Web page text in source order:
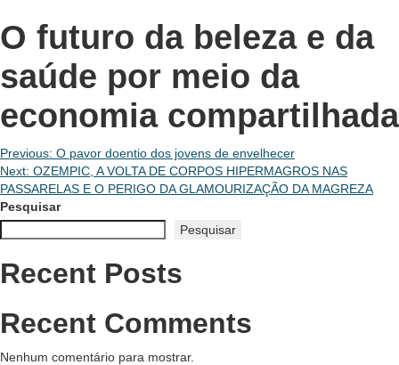
O futuro da beleza e da
saúde por meio da
economia compartilhada
Navegação
de
Post
Previous: O pavor doentio dos jovens de envelhecer
Next: OZEMPIC, A VOLTA DE CORPOS HIPERMAGROS NAS
PASSARELAS E O PERIGO DA GLAMOURIZAÇÃO DA MAGREZA
Pesquisar
Pesquisar
Recent Posts
Recent Comments
Nenhum comentário para mostrar.